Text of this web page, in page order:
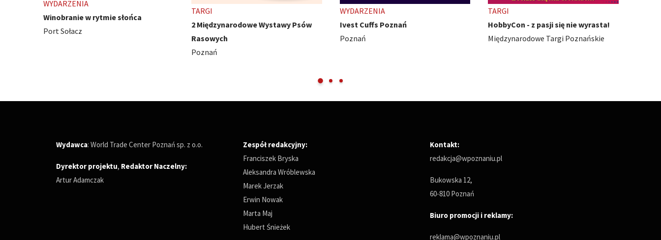
2 Międzynarodowe Wystawy Psów
WYDARZENIA
Ivest Cuffs Poznań
Poznań
TARGI
HobbyCon - z pasji się nie wyrasta!
Międzynarodowe Targi Poznańskie
TARGI
Smaki Regionów 2026
Międzynarodowe Targi Poznańskie
Wydawca: World Trade Center Poznań sp. z o.o.
Dyrektor projektu, Redaktor Naczelny:
Artur Adamczak
Zespół redakcyjny:
Franciszek Bryska
Aleksandra Wróblewska
Marek Jerzak
Erwin Nowak
Marta Maj
Hubert Śnieżek
Kontakt:
redakcja@wpoznaniu.pl
Bukowska 12,
60-810 Poznań
Biuro promocji i reklamy:
reklama@wpoznaniu.pl